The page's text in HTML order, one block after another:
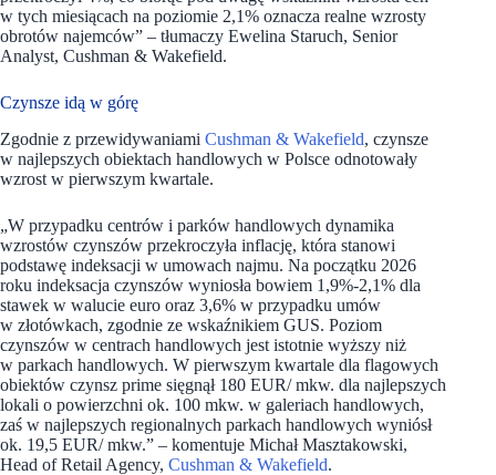
w tych miesiącach na poziomie 2,1% oznacza realne wzrosty
obrotów najemców” – tłumaczy Ewelina Staruch, Senior
Analyst, Cushman & Wakefield.
Czynsze idą w górę
Zgodnie z przewidywaniami Cushman & Wakefield, czynsze
w najlepszych obiektach handlowych w Polsce odnotowały
wzrost w pierwszym kwartale.
„W przypadku centrów i parków handlowych dynamika
wzrostów czynszów przekroczyła inflację, która stanowi
podstawę indeksacji w umowach najmu. Na początku 2026
roku indeksacja czynszów wyniosła bowiem 1,9%-2,1% dla
stawek w walucie euro oraz 3,6% w przypadku umów
w złotówkach, zgodnie ze wskaźnikiem GUS. Poziom
czynszów w centrach handlowych jest istotnie wyższy niż
w parkach handlowych. W pierwszym kwartale dla flagowych
obiektów czynsz prime sięgnął 180 EUR/ mkw. dla najlepszych
lokali o powierzchni ok. 100 mkw. w galeriach handlowych,
zaś w najlepszych regionalnych parkach handlowych wyniósł
ok. 19,5 EUR/ mkw.” – komentuje Michał Masztakowski,
Head of Retail Agency, Cushman & Wakefield.